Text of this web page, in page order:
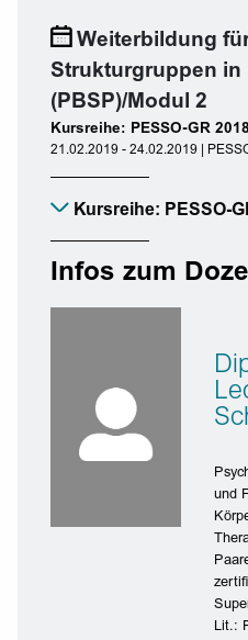
Weiterbildung
Strukturgruppen in
(PBSP)/Modul 2
Kursreihe: PESSO-GR 2018
21.02.2019 - 24.02.2019 |
Kursreihe: PESSO-
Infos zum
und
Lit.: